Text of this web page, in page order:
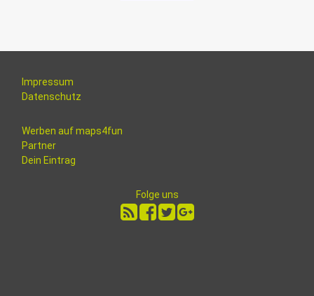
Impressum
Datenschutz
Werben auf maps4fun
Partner
Dein Eintrag
Folge uns